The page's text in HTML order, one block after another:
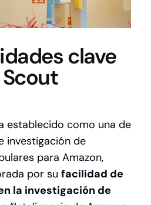
clave
establecido como una de
investigación de
para Amazon,
por su facilidad de
la investigación de